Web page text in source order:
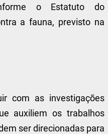
o Estatuto do
a fauna, previsto na
com as investigações
auxiliem os trabalhos
ser direcionadas para